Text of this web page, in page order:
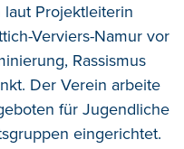
Projektleiterin
Verviers-Namur vor
Rassismus
Der Verein arbeite
für Jugendliche
eingerichtet.